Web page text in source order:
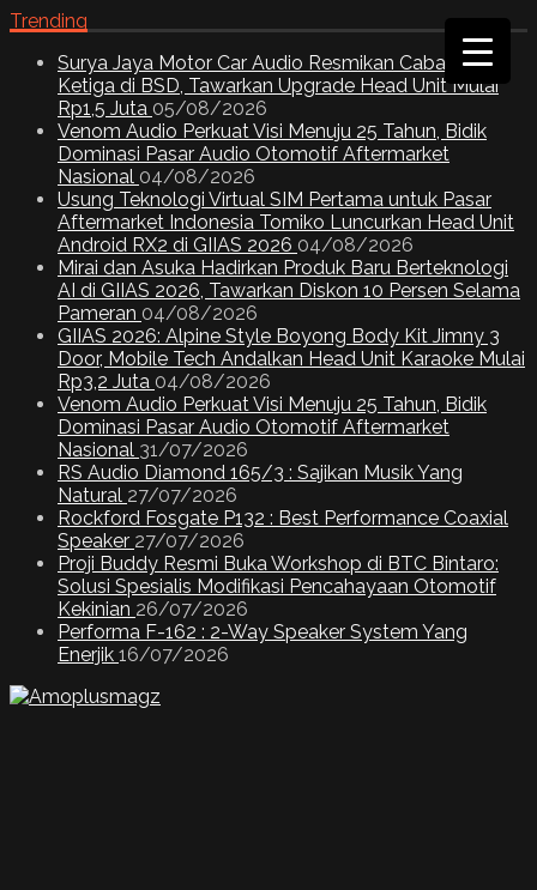
Trending
Surya Jaya Motor Car Audio Resmikan Cabang
Ketiga di BSD, Tawarkan Upgrade Head Unit Mulai
Rp1,5 Juta 05/08/2026
Venom Audio Perkuat Visi Menuju 25 Tahun, Bidik
Dominasi Pasar Audio Otomotif Aftermarket
Nasional 04/08/2026
Usung Teknologi Virtual SIM Pertama untuk Pasar
Aftermarket Indonesia Tomiko Luncurkan Head Unit
Android RX2 di GIIAS 2026 04/08/2026
Mirai dan Asuka Hadirkan Produk Baru Berteknologi
AI di GIIAS 2026, Tawarkan Diskon 10 Persen Selama
Pameran 04/08/2026
GIIAS 2026: Alpine Style Boyong Body Kit Jimny 3
Door, Mobile Tech Andalkan Head Unit Karaoke Mulai
Rp3,2 Juta 04/08/2026
Venom Audio Perkuat Visi Menuju 25 Tahun, Bidik
Dominasi Pasar Audio Otomotif Aftermarket
Nasional 31/07/2026
RS Audio Diamond 165/3 : Sajikan Musik Yang
Natural 27/07/2026
Rockford Fosgate P132 : Best Performance Coaxial
Speaker 27/07/2026
Proji Buddy Resmi Buka Workshop di BTC Bintaro:
Solusi Spesialis Modifikasi Pencahayaan Otomotif
Kekinian 26/07/2026
Performa F-162 : 2-Way Speaker System Yang
Enerjik 16/07/2026